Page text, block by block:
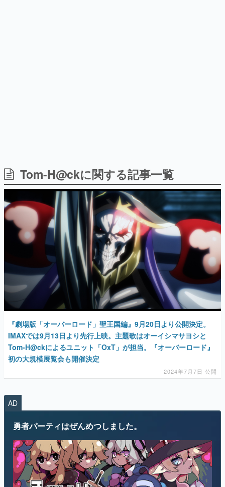
日本のモバイルゲーム史における主要なトピック・タイト
ルを網羅するほか、開発者へのインタビューや識者による
解説を掲載。約20年の歴史が一望できる決定版！
若ゲのいたり〜ゲームクリエイターの青春〜
『うつヌケ』『ペンと箸』等で知られるマンガ家・田中圭
一先生によるゲーム業界レポートマンガです。
なんでゲームは面白い？
ゲーム開発者・hamatsu氏がゲームの魅力を画面や操作の
具体的な形から解き明かしていく、硬派で骨太な評論連載
です。
ゲームが変えた日本語
「経験値」「裏技」「ラスボス」… ゲームにまつわる言葉
の起源や用法の変遷を、コンピューター文化史研究家・タ
イニーP氏が徹底調査。
カテゴリ
特集記事
アプリレビュー
その他
電ファミニコゲーマーとは？
運営：株式会社マレ
『劇場版「オーバーロード」聖王国編』9月20日より公開決定。
IMAXでは9月13日より先行上映。主題歌はオーイシマサヨシと
Tom-H@ckによるユニット「OxT」が担当。『オーバーロード』
初の大規模展覧会も開催決定
2024年7月7日 公開
AD